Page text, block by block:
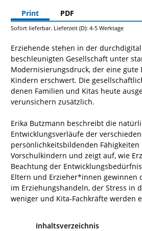
Print
PDF
Sofort lieferbar. Lieferzeit (D): 4-5 Werktage
Erziehende stehen in der
beschleunigten Gesellschaft unter
Modernisierungsdruck, der eine gute
Kindern erschwert. Die
denen Familien und Kitas heute
verunsichern zusätzlich.
Erika Butzmann beschreibt die
Entwicklungsverläufe der
persönlichkeitsbildenden
Vorschulkindern und zeigt auf, wie
Beachtung der
Eltern und Erzieher*innen gewinnen
im Erziehungshandeln, der Stress in
weniger und Kita-Fachkräfte werden
Inhaltsverzeichnis